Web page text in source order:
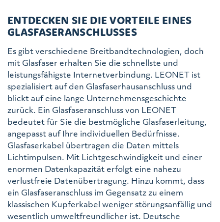
ENTDECKEN SIE DIE VORTEILE EINES
GLASFASERANSCHLUSSES
Es gibt verschiedene Breitbandtechnologien, doch
mit Glasfaser erhalten Sie die schnellste und
leistungsfähigste Internetverbindung. LEONET ist
spezialisiert auf den Glasfaserhausanschluss und
blickt auf eine lange Unternehmensgeschichte
zurück. Ein Glasfaseranschluss von LEONET
bedeutet für Sie die bestmögliche Glasfaserleitung,
angepasst auf Ihre individuellen Bedürfnisse.
Glasfaserkabel übertragen die Daten mittels
Lichtimpulsen. Mit Lichtgeschwindigkeit und einer
enormen Datenkapazität erfolgt eine nahezu
verlustfreie Datenübertragung. Hinzu kommt, dass
ein Glasfaseranschluss im Gegensatz zu einem
klassischen Kupferkabel weniger störungsanfällig und
wesentlich umweltfreundlicher ist. Deutsche